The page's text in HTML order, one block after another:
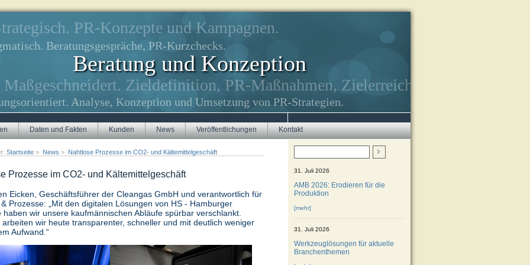
Daten und Fakten Kunden News Veröffentlichungen Kontakt
Startseite > News > Nahtlose Prozesse im CO2- und Kältemittelgeschäft
Prozesse im CO2- und Kältemittelgeschäft
Eicken, Geschäftsführer der Cleangas GmbH und verantwortlich für
Prozesse: „Mit den digitalen Lösungen von HS - Hamburger
haben wir unsere kaufmännischen Abläufe spürbar verschlankt.
arbeiten wir heute transparenter, schneller und mit deutlich weniger
Aufwand.“
31. Juli 2026
AMB 2026: Erodieren für die
Produktion
[mehr]
31. Juli 2026
Werkzeuglösungen für aktuelle
Branchenthemen
Beratung und Konzeption
PR-Konzepte und Kampagnen.
Beratungsgespräche, PR-Kurzchecks.
Maßgeschneidert. Zieldefinition, PR-Maßnahmen, Zielerreichung.
Analyse, Konzeption und Umsetzung von PR-Strategien.